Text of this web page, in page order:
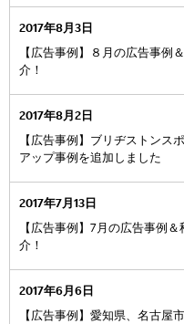
2017年8月3日
【広告事例】８月の広告事例
介！
2017年8月2日
【広告事例】ブリヂストンス
アップ事例を追加しました
2017年7月13日
【広告事例】7月の広告事例
介！
2017年6月6日
【広告事例】愛知県、名古屋